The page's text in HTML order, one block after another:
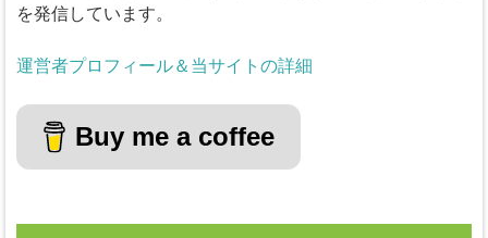
を発信しています。
運営者プロフィール＆当サイトの詳細
Buy me a coffee